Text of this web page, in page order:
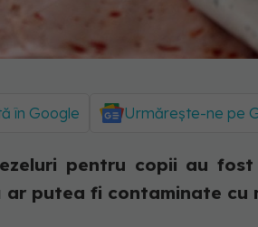
în Google Urmărește-ne pe
pentru copii au
putea fi contaminate cu